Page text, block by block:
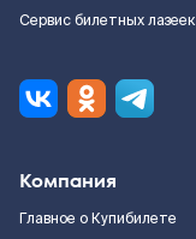
Сервис билетных лазеек
Компания
Главное о Купибилете